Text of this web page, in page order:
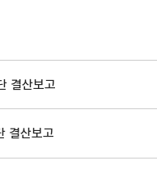
결산보고
결산보고